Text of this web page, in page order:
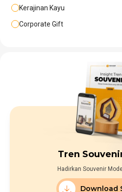
Kerajinan Kayu
Corporate Gift
Tren
Hadirkan Souvenir
Download